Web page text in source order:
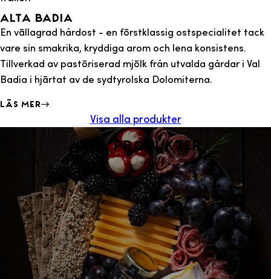
Alta badia
En vällagrad hårdost - en förstklassig ostspecialitet tack
vare sin smakrika, kryddiga arom och lena konsistens.
Tillverkad av pastöriserad mjölk från utvalda gårdar i Val
Badia i hjärtat av de sydtyrolska Dolomiterna.
Läs mer
Visa alla produkter
Alla produkter